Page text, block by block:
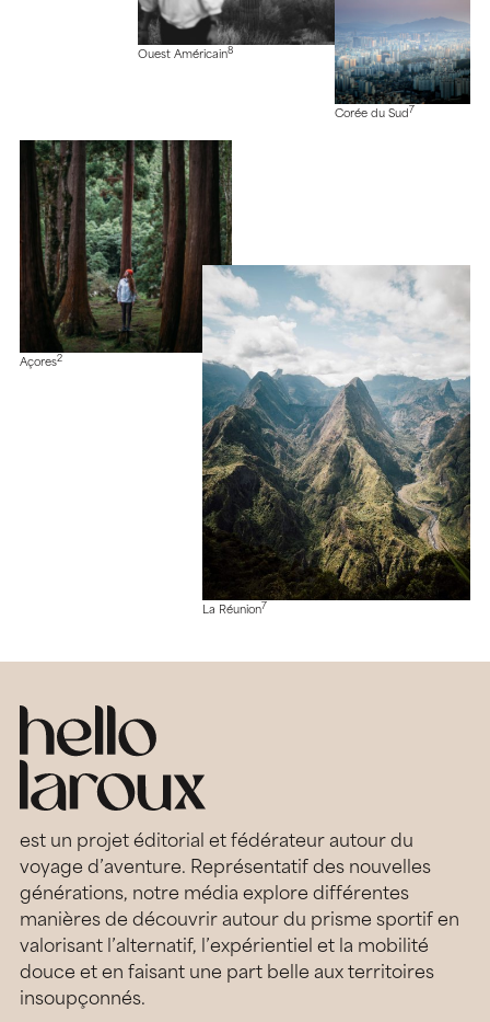
Ouest Américain8
Corée du Sud 7
Açores2
La Réunion7
est un projet éditorial et fédérateur autour du
voyage d’aventure. Représentatif des nouvelles
générations, notre média explore différentes
manières de découvrir autour du prisme sportif en
valorisant l’alternatif, l’expérientiel et la mobilité
douce et en faisant une part belle aux territoires
insoupçonnés.